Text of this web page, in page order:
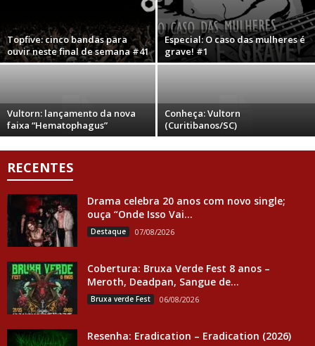
Topfive: cinco bandas para
ouvir neste final de semana #41
Especial: O caso das mulheres é
grave! #1
Vultorn: lançamento da nova
faixa “Hematophagus”
Conheça: Vultorn
(Curitibanos/SC)
RECENTES
Drama celebra 20 anos com novo single;
ouça “Onde Isso Vai...
Destaque 07/08/2026
Cobertura: Bruxa Verde Fest 8 anos –
Meroth, Deadpan, Sangue de...
Bruxa verde Fest 06/08/2026
Resenha: Eradication – Eradication (2026)